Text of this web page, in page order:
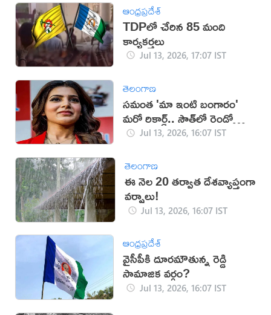
ఆంధ్రప్రదేశ్
TDPలో చేరిన 85 మంది
కార్యకర్తలు
Jul 13, 2026, 17:07 IST
తెలంగాణ
సమంత 'మా ఇంటి బంగారం'
మరో రికార్డ్.. సౌత్‌లో రెండో
స్థానం!Jul 13, 2026, 16:07 IST
తెలంగాణ
ఈ నెల 20 తర్వాత దేశవ్యాప్తంగా
వర్షాలు!
Jul 13, 2026, 16:07 IST
ఆంధ్రప్రదేశ్
వైసీపీకి దూరమౌతున్న రెడ్డి
సామాజిక వర్గం?
Jul 13, 2026, 16:07 IST